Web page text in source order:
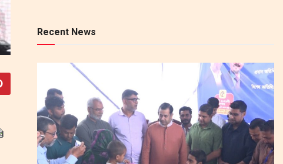
Recent News